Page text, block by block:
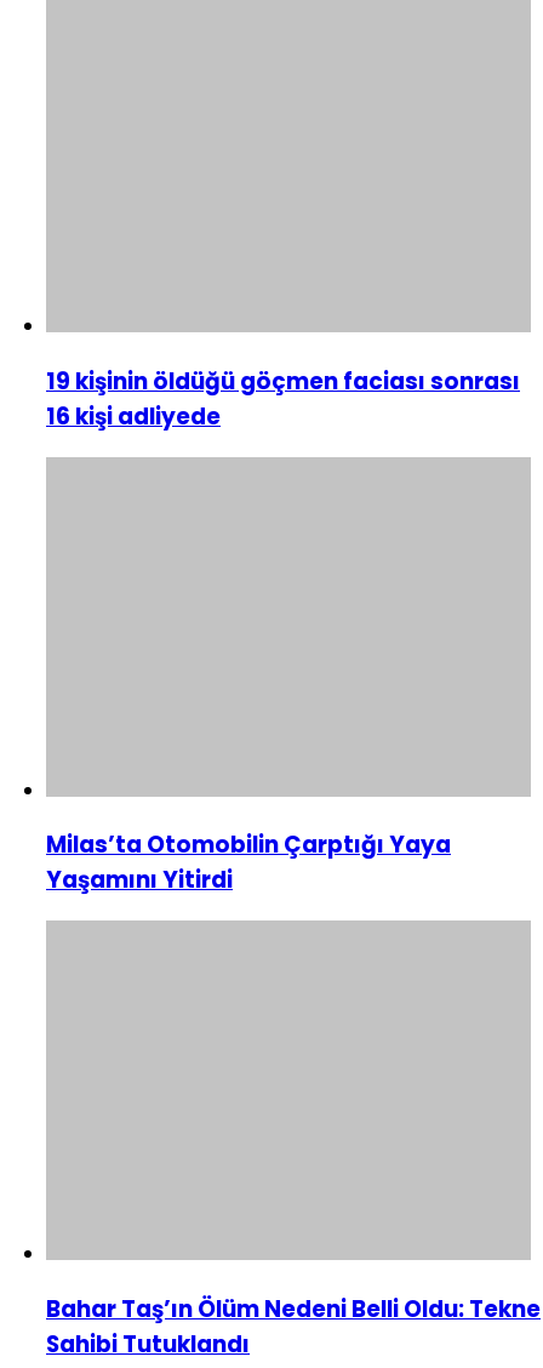
19 kişinin öldüğü göçmen faciası sonrası
16 kişi adliyede
Milas’ta Otomobilin Çarptığı Yaya
Yaşamını Yitirdi
Bahar Taş’ın Ölüm Nedeni Belli Oldu: Tekne
Sahibi Tutuklandı